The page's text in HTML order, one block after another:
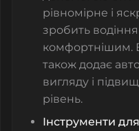
рівномірне і
зробить
комфортнішим.
також додає
вигляду і
рівень.
Інструменти